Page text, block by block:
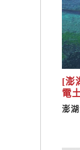
[澎
電
澎